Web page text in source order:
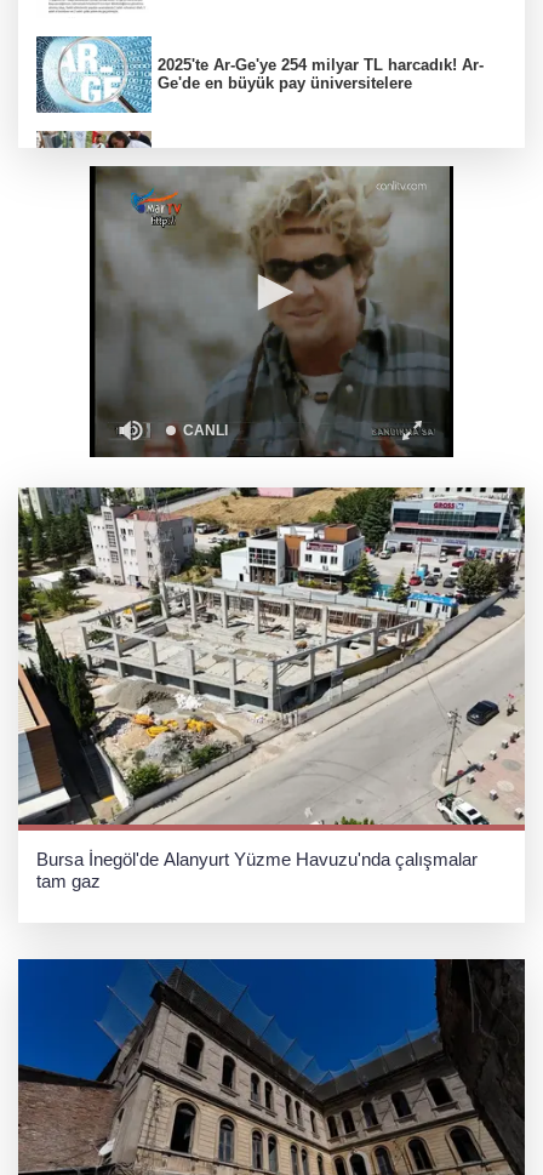
2025'te Ar-Ge'ye 254 milyar TL harcadık! Ar-
Ge'de en büyük pay üniversitelere
saygıyla anıldı
Daha yeşil Milas için yoğun çalışma
Bursa Osmangazili başarılı pilot kupasını
Başkan Aydın’la paylaştı
Mardin Kızıltepe Meclis Platformu’ndan
'sanal kumar' alarmı!
Bursa İnegöl'de Alanyurt Yüzme Havuzu'nda çalışmalar
tam gaz